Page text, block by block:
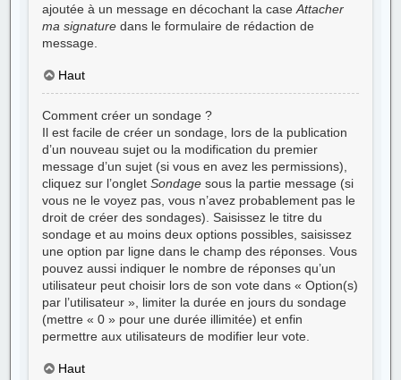
ajoutée à un message en décochant la caseAttacher
ma signature dans le formulaire de rédaction de
message.
Haut
Comment créer un sondage ?
Il est facile de créer un sondage, lors de la publication
d’un nouveau sujet ou la modification du premier
message d’un sujet (si vous en avez les permissions),
cliquez sur l’ongletSondage sous la partie message (si
vous ne le voyez pas, vous n’avez probablement pas le
droit de créer des sondages). Saisissez le titre du
sondage et au moins deux options possibles, saisissez
une option par ligne dans le champ des réponses. Vous
pouvez aussi indiquer le nombre de réponses qu’un
utilisateur peut choisir lors de son vote dans « Option(s)
par l’utilisateur », limiter la durée en jours du sondage
(mettre « 0 » pour une durée illimitée) et enfin
permettre aux utilisateurs de modifier leur vote.
Haut